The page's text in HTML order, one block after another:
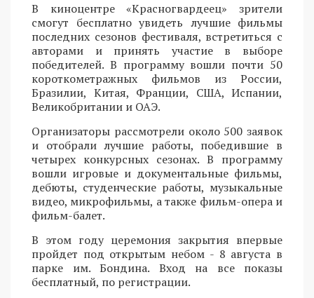
В киноцентре «Красногвардеец» зрители
смогут бесплатно увидеть лучшие фильмы
последних сезонов фестиваля, встретиться с
авторами и принять участие в выборе
победителей. В программу вошли почти 50
короткометражных фильмов из России,
Бразилии, Китая, Франции, США, Испании,
Великобритании и ОАЭ.
Организаторы рассмотрели около 500 заявок
и отобрали лучшие работы, победившие в
четырех конкурсных сезонах. В программу
вошли игровые и документальные фильмы,
дебюты, студенческие работы, музыкальные
видео, микрофильмы, а также фильм-опера и
фильм-балет.
В этом году церемония закрытия впервые
пройдет под открытым небом - 8 августа в
парке им. Бондина. Вход на все показы
бесплатный, по регистрации.